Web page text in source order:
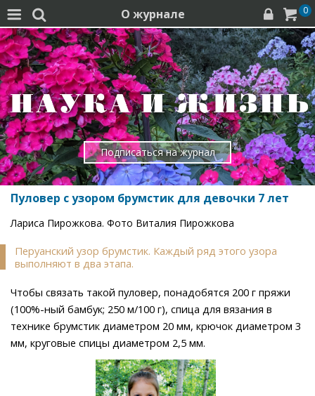
  О журнале   0
Подписаться на журнал
Пуловер с узором брумстик для девочки 7 лет
Лариса Пирожкова. Фото Виталия Пирожкова
Перуанский узор брумстик. Каждый ряд этого узора
выполняют в два этапа.
Чтобы связать такой пуловер, понадобятся 200 г пряжи
(100%-ный бамбук; 250 м/100 г), спица для вязания в
технике брумстик диаметром 20 мм, крючок диаметром 3
мм, круговые спицы диаметром 2,5 мм.